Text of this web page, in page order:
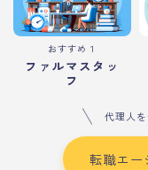
おすすめ１
ファルマスタッ
フ
代理人
転職エー